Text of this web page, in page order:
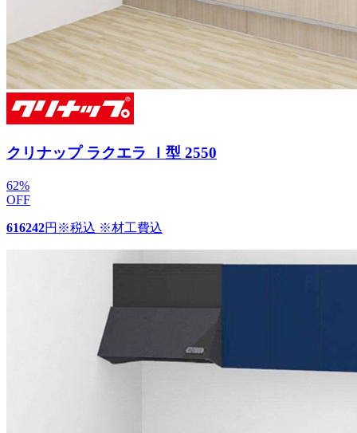
クリナップ ラクエラ Ｉ型 2550
62%
OFF
616242円 ※税込 ※材工費込